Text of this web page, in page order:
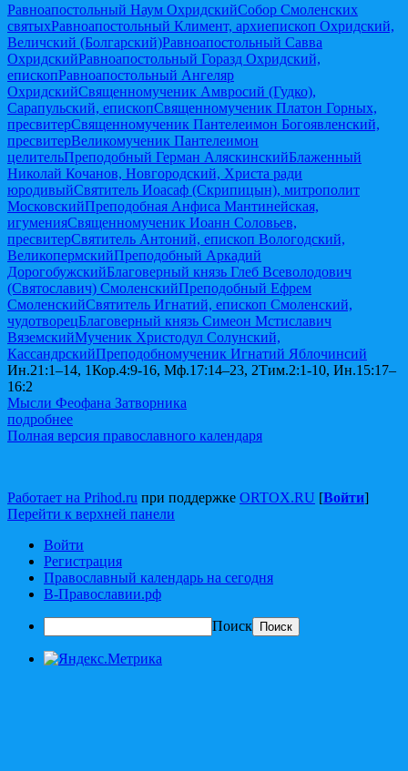
Равноапостольный Наум ОхридскийСобор Смоленских
святыхРавноапостольный Климент, архиепископ Охридский,
Величский (Болгарский)Равноапостольный Савва
ОхридскийРавноапостольный Горазд Охридский,
епископРавноапостольный Ангеляр
ОхридскийСвященномученик Амвросий (Гудко),
Сарапульский, епископСвященномученик Платон Горных,
пресвитерСвященномученик Пантелеимон Богоявленский,
пресвитерВеликомученик Пантелеимон
целительПреподобный Герман АляскинскийБлаженный
Николай Кочанов, Новгородский, Христа ради
юродивыйСвятитель Иоасаф (Скрипицын), митрополит
МосковскийПреподобная Анфиса Мантинейская,
игуменияСвященномученик Иоанн Соловьев,
пресвитерСвятитель Антоний, епископ Вологодский,
ВеликопермскийПреподобный Аркадий
ДорогобужскийБлаговерный князь Глеб Всеволодович
(Святославич) СмоленскийПреподобный Ефрем
СмоленскийСвятитель Игнатий, епископ Смоленский,
чудотворецБлаговерный князь Симеон Мстиславич
ВяземскийМученик Христодул Солунский,
КассандрскийПреподобномученик Игнатий Яблочинсий
Ин.21:1–14, 1Кор.4:9-16, Мф.17:14–23, 2Тим.2:1-10, Ин.15:17–
16:2
Мысли Феофана Затворника
подробнее
Полная версия православного календаря
Работает на Prihod.ru при поддержке ORTOX.RU [Войти]
Перейти к верхней панели
Войти
Регистрация
Православный календарь на сегодня
В-Православии.рф
Поиск